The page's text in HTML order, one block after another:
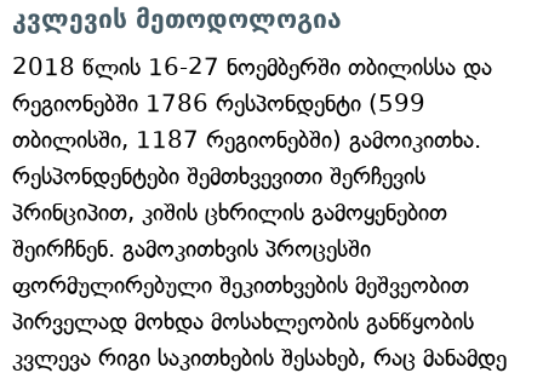
კვლევის მეთოდოლოგია
2018 წლის 16-27 ნოემბერში თბილისსა და
რეგიონებში 1786 რესპონდენტი (599
თბილისში, 1187 რეგიონებში) გამოიკითხა.
რესპონდენტები შემთხვევითი შერჩევის
პრინციპით, კიშის ცხრილის გამოყენებით
შეირჩნენ. გამოკითხვის პროცესში
ფორმულირებული შეკითხვების მეშვეობით
პირველად მოხდა მოსახლეობის განწყობის
კვლევა რიგი საკითხების შესახებ, რაც მანამდე